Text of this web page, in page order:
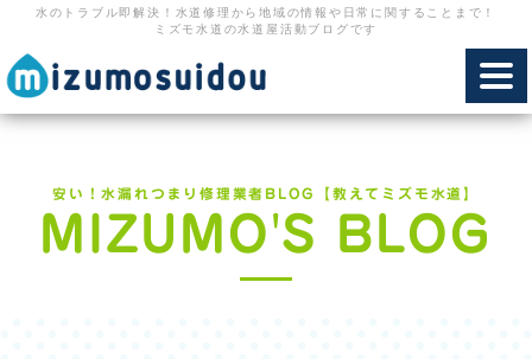
水のトラブル即解決！水道修理から地域の情報や日常に関することまで！
ミズモ水道の水道屋活動ブログです
安い！水漏れつまり修理業者BLOG【教えてミズモ水道】
MIZUMO'S BLOG